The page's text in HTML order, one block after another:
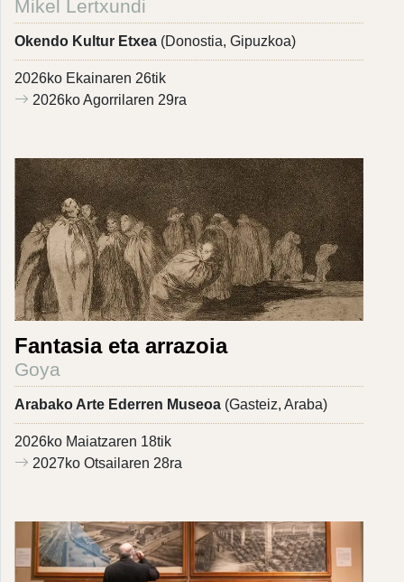
Mikel Lertxundi
Okendo Kultur Etxea (Donostia, Gipuzkoa)
2026ko Ekainaren 26tik
2026ko Agorrilaren 29ra
Fantasia eta arrazoia
Goya
Arabako Arte Ederren Museoa (Gasteiz, Araba)
2026ko Maiatzaren 18tik
2027ko Otsailaren 28ra